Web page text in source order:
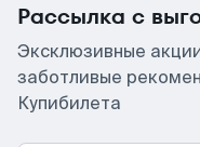
Рассылка с
Эксклюзивные
заботливые
Купибилета